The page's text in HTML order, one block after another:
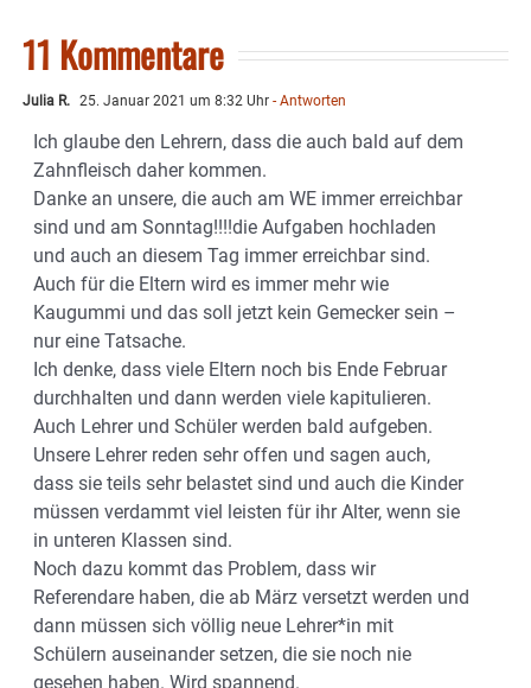
11 Kommentare
Julia R. 25. Januar 2021 um 8:32 Uhr - Antworten
Ich glaube den Lehrern, dass die auch bald auf dem
Zahnfleisch daher kommen.
Danke an unsere, die auch am WE immer erreichbar
sind und am Sonntag!!!!die Aufgaben hochladen
und auch an diesem Tag immer erreichbar sind.
Auch für die Eltern wird es immer mehr wie
Kaugummi und das soll jetzt kein Gemecker sein –
nur eine Tatsache.
Ich denke, dass viele Eltern noch bis Ende Februar
durchhalten und dann werden viele kapitulieren.
Auch Lehrer und Schüler werden bald aufgeben.
Unsere Lehrer reden sehr offen und sagen auch,
dass sie teils sehr belastet sind und auch die Kinder
müssen verdammt viel leisten für ihr Alter, wenn sie
in unteren Klassen sind.
Noch dazu kommt das Problem, dass wir
Referendare haben, die ab März versetzt werden und
dann müssen sich völlig neue Lehrer*in mit
Schülern auseinander setzen, die sie noch nie
gesehen haben. Wird spannend.